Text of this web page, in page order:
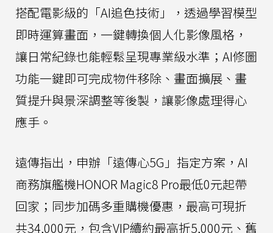
搭配電影級的「AI追色技術」，透過學習模型
即時運算畫面，一鍵轉換個人化影像風格，
讓日常紀錄也能輕鬆呈現專業級水準；AI修圖
功能一鍵即可完成物件移除、畫面擴展、畫
質提升與景深調整等後製，讓影像處理得心
應手。
遠傳指出，申辦「遠傳心5G」指定方案，AI
商務旗艦機HONOR Magic8 Pro最低0元起帶
回家；同步加碼多重購機優惠，最高可現折
共34,000元，包含VIP續約最高折5,000元、舊